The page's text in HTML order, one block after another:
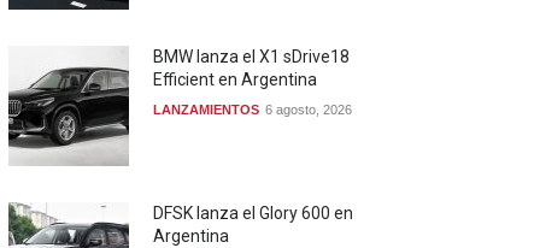
BMW lanza el X1 sDrive18
Efficient en Argentina
LANZAMIENTOS 6 agosto, 2026
DFSK lanza el Glory 600 en
Argentina